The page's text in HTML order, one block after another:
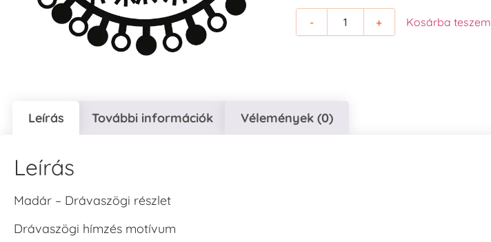
- + Kosárba teszem
Leírás További információk Vélemények (0)
Leírás
Madár – Drávaszögi részlet
Drávaszögi hímzés motívum